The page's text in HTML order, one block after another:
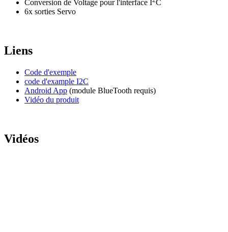
Conversion de Voltage pour l'interface I C
6x sorties Servo
Liens
Code d'exemple
code d'example I2C
Android App (module BlueTooth requis)
Vidéo du produit
Vidéos